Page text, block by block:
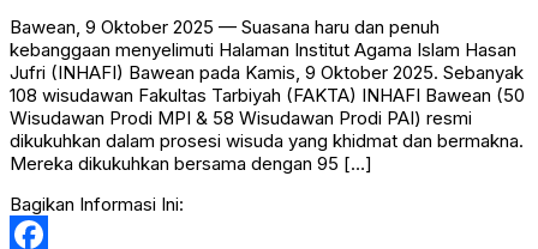
Bawean, 9 Oktober 2025 — Suasana haru dan penuh
kebanggaan menyelimuti Halaman Institut Agama Islam Hasan
Jufri (INHAFI) Bawean pada Kamis, 9 Oktober 2025. Sebanyak
108 wisudawan Fakultas Tarbiyah (FAKTA) INHAFI Bawean (50
Wisudawan Prodi MPI & 58 Wisudawan Prodi PAI) resmi
dikukuhkan dalam prosesi wisuda yang khidmat dan bermakna.
Mereka dikukuhkan bersama dengan 95 […]
Bagikan Informasi Ini: